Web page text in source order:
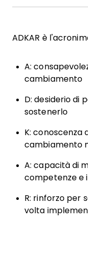
ADKAR è
A:
cambiamento
D: desiderio di
sostenerlo
K: conoscenza
cambiamento
A: capacità di
competenze e
R: rinforzo per
volta